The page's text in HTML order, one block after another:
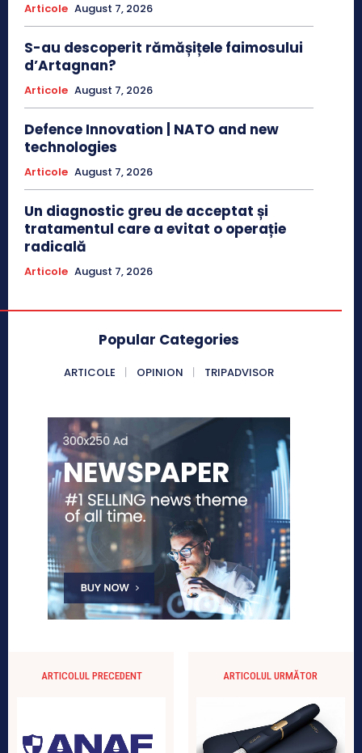
Articole August 7, 2026
S-au descoperit rămășițele faimosului
d’Artagnan?
Articole August 7, 2026
Defence Innovation | NATO and new
technologies
Articole August 7, 2026
Un diagnostic greu de acceptat și
tratamentul care a evitat o operație
radicală
Articole August 7, 2026
Popular Categories
ARTICOLE OPINION TRIPADVISOR
ARTICOLUL PRECEDENT ARTICOLUL URMĂTOR